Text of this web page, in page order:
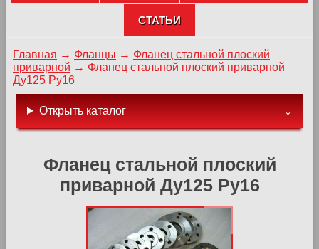
СТАТЬИ
Главная → Фланцы → Фланец стальной плоский
приварной → Фланец стальной плоский приварной
Ду125 Ру16
Фланец стальной плоский
приварной Ду125 Ру16
Открыть каталог